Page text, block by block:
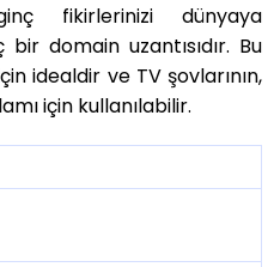
fikirlerinizi dünyaya
domain uzantısıdır. Bu
idealdir ve TV şovlarının,
için kullanılabilir.